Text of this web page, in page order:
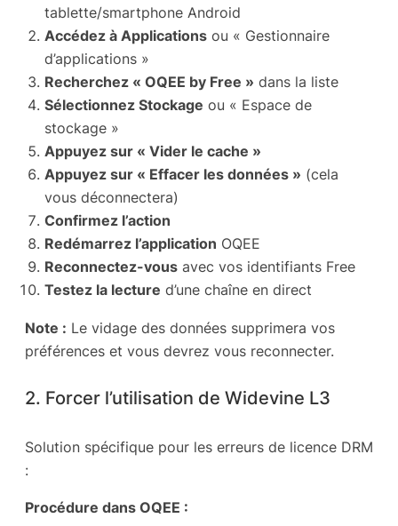
tablette/smartphone Android
Accédez à Applications ou « Gestionnaire
d’applications »
Recherchez « OQEE by Free » dans la liste
Sélectionnez Stockage ou « Espace de
stockage »
Appuyez sur « Vider le cache »
Appuyez sur « Effacer les données » (cela
vous déconnectera)
Confirmez l’action
Redémarrez l’application OQEE
Reconnectez-vous avec vos identifiants Free
Testez la lecture d’une chaîne en direct
Note : Le vidage des données supprimera vos
préférences et vous devrez vous reconnecter.
2. Forcer l’utilisation de Widevine L3
Solution spécifique pour les erreurs de licence DRM
:
Procédure dans OQEE :